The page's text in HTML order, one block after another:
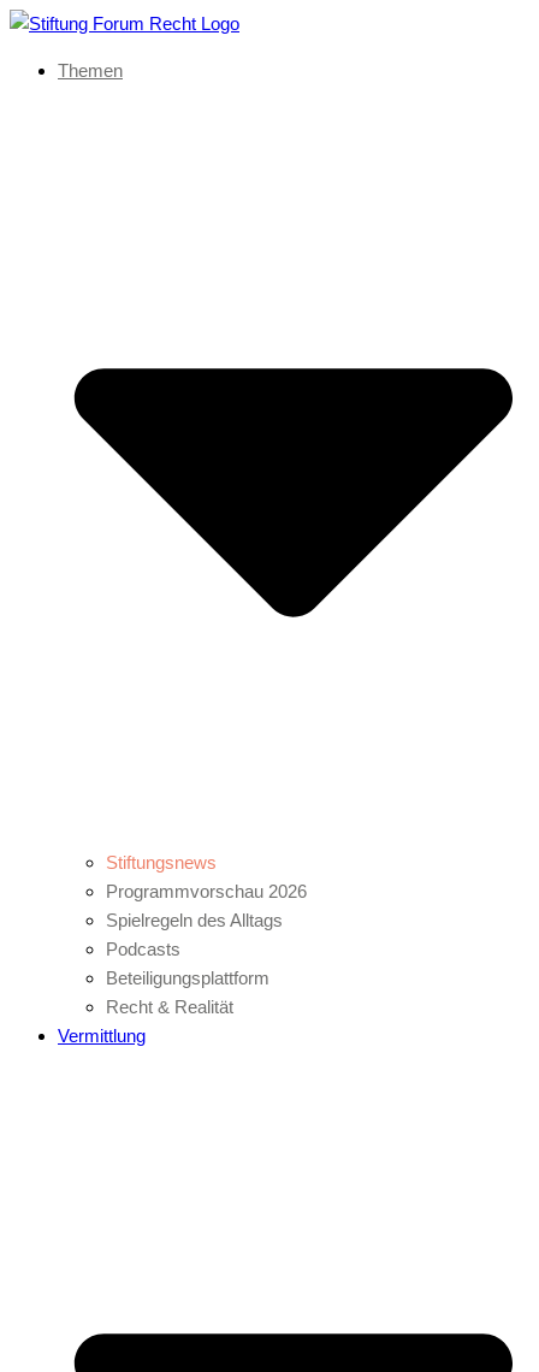
Themen
Stiftungsnews
Programmvorschau 2026
Spielregeln des Alltags
Podcasts
Beteiligungsplattform
Recht & Realität
Vermittlung